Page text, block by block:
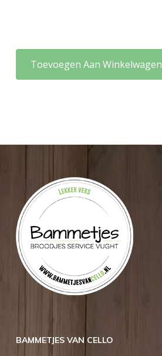
Toevoegen Aan Winkelwagen
BAMMETJES VAN CELLO